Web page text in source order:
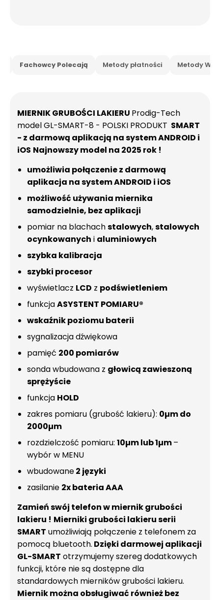
Fachowcy Polecają Metody płatności Metody
MIERNIK GRUBOŚCI LAKIERU Prodig-Tech
model GL-SMART-8 - POLSKI PRODUKT SMART
- z darmową aplikacją na system ANDROID i
iOS Najnowszy model na 2025 rok !
umożliwia połączenie z darmową
aplikacja na system ANDROID i iOS
możliwość używania miernika
samodzielnie, bez aplikacji
pomiar na blachachstalowych,stalowych
ocynkowanych i aluminiowych
szybka kalibracja
szybki procesor
wyświetlacz LCD z podświetleniem
funkcjaASYSTENT POMIARU®
wskaźnik poziomu baterii
sygnalizacja dźwiękowa
pamięć 200 pomiarów
sonda wbudowana z głowicą zawieszoną
sprężyście
funkcja HOLD
zakres pomiaru (grubość lakieru): 0µm do
2000µm
rozdzielczość pomiaru: 10µm lub 1µm–
wybór w MENU
wbudowane2 języki
zasilanie 2x bateria AAA
Zamień swój telefon w miernik grubości
lakieru ! Mierniki grubości lakieru serii
SMART umożliwiają połączenie z telefonem za
pomocą bluetooth. Dzięki darmowej aplikacji
GL-SMART otrzymujemy szereg dodatkowych
funkcji, które nie są dostępne dla
standardowych mierników grubości lakieru.
Miernik można obsługiwać również bez